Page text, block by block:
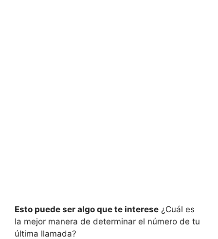
Esto puede ser algo que te interese ¿Cuál es
la mejor manera de determinar el número de tu
última llamada?